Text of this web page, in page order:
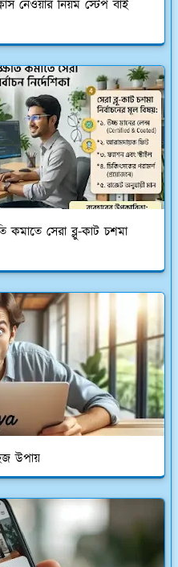
নেওয়ার নিয়ম স্টেপ বাই
কমাতে সেরা ব্লু-কাট চশমা
উপায়